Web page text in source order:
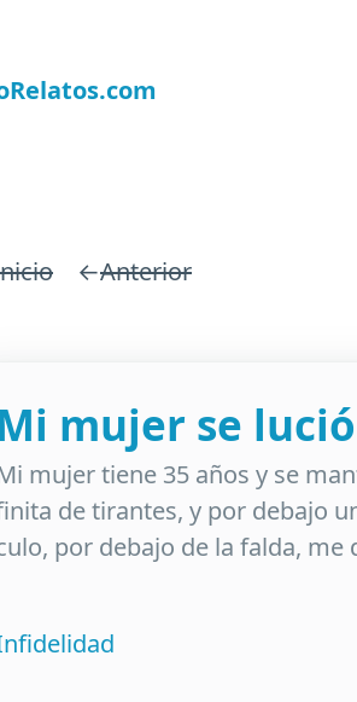
←Anterior
Mi mujer se lució
mujer tiene 35 años y se
de tirantes, y por debajo
por debajo de la falda, me